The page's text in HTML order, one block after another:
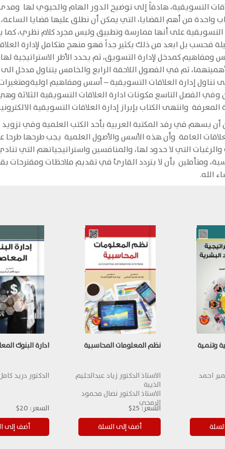
التسويقية، هادفاً إلى توضيح الدور الهام والحيوي لها
واحدة من أهم القضايا، التي يمكن أن نطلق عليها قضايا
التسويقيةعلى أنها ممارسة وتطبيق وليس مجرد كلام نظري، كما
فحسب بل ابعد من ذلك بكثير جداً فهو منهج متكامل لإدارة
كمدخل لإدارة التسويق، ثم يحدد الأطر الاستراتيجية
ثم في الفصول اللاحقة الرابع والخامس يتناول مدخل الى
تناولإدارة العلاقات التسويقية – أسس ومفاهيم اوليةو
الفصل التاسع مكونات ادارة العلاقات التسويقية
المعرفة وانتهى الكتاب بإبراز إدارة العلاقات التسويقية
أن يسهم في رفد المكتبة العربية بأحد الكتب العلمية وفي تزويد
العامة وأن هذه الأسس والأصول العلمية يجب طرحها طرحا
التي لا حدود لها، والمنافسين واستراتيجياتهم التي
ومتأملين بأن لا يتردد القارئ في تقديم ملاحظات ومقترحات
الله.
وتنمية
احمد
نظم المعلومات المحاسبية
الاستاذ الدكتور زياد عبدالحليم
الذيبة
الاستاذ الدكتور نضال محمود
الرمحي
السعر:25$
ادارة البنوك
الدكتور دريد
السعر: 20$